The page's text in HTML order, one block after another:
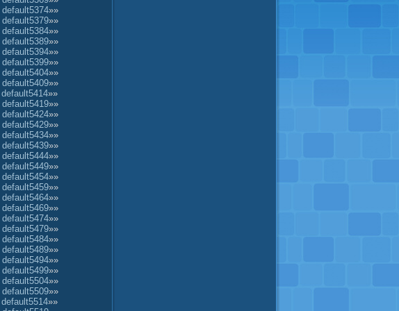
default5374»»
default5379»»
default5384»»
default5389»»
default5394»»
default5399»»
default5404»»
default5409»»
default5414»»
default5419»»
default5424»»
default5429»»
default5434»»
default5439»»
default5444»»
default5449»»
default5454»»
default5459»»
default5464»»
default5469»»
default5474»»
default5479»»
default5484»»
default5489»»
default5494»»
default5499»»
default5504»»
default5509»»
default5514»»